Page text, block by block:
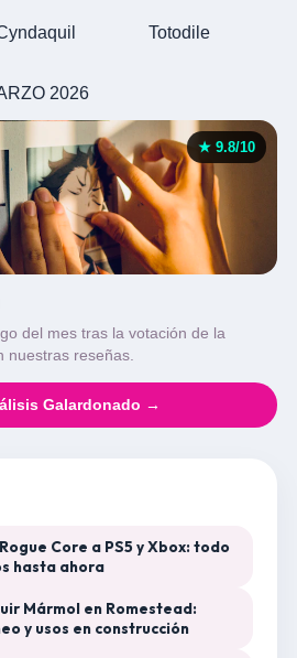
Totodile
2026
★ 9.8/10
del mes tras la votación de la
nuestras reseñas.
Galardonado →
Core a PS5 y Xbox: todo
hasta ahora
Mármol en Romestead:
y usos en construcción